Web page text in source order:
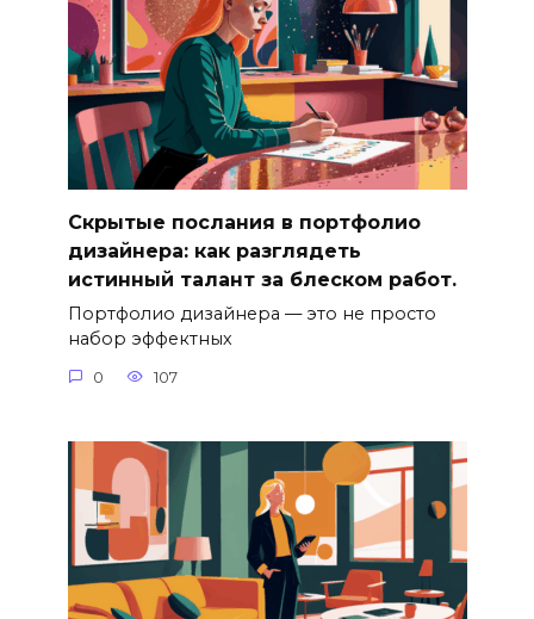
Скрытые послания в портфолио
дизайнера: как разглядеть
истинный талант за блеском работ.
Портфолио дизайнера — это не просто
набор эффектных
0 107